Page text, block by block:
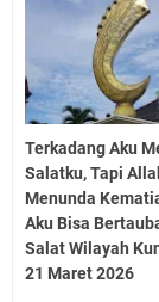
Terkadang Aku
Salatku, Tapi
Menunda
Aku Bisa
Salat Wilayah
21 Maret 2026